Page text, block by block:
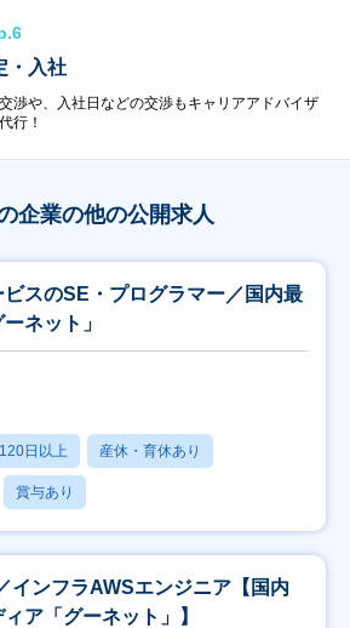
・入社
渉や、入社日などの交渉もキャリアアドバイザ
行！
企業の他の公開求人
ビスのSE・プログラマー／国内最
ネット」
日以上 産休・育休あり
賞与あり
インフラAWSエンジニア【国内
ア「グーネット」】